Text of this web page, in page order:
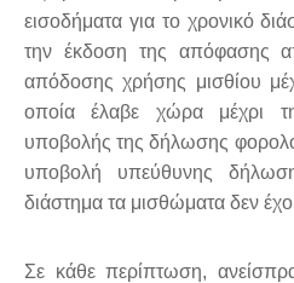
εισοδήματα για το χρονικό
την έκδοση της απόφασης
απόδοσης χρήσης μισθίου
οποία έλαβε χώρα μέχρι
υποβολής της δήλωσης
υποβολή υπεύθυνης
διάστημα τα μισθώματα δεν
Σε κάθε περίπτωση,